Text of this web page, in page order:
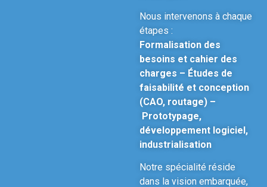
Nous intervenons à chaque
étapes :
Formalisation des
besoins et cahier des
charges – Études de
faisabilité et conception
(CAO, routage) –
Prototypage,
développement logiciel,
industrialisation
Notre spécialité réside
dans la vision embarquée,